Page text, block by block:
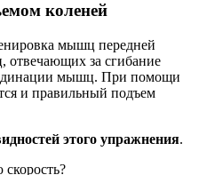
коленей
мышц передней
отвечающих за сгибание
мышц. При помощи
и правильный подъем
этого упражнения.